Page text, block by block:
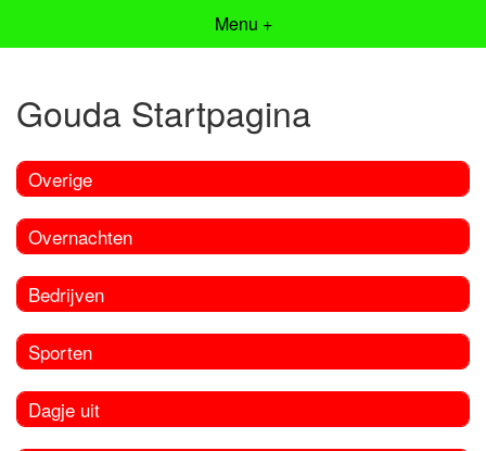
Menu +
Gouda Startpagina
Overige
Overnachten
Bedrijven
Sporten
Dagje uit